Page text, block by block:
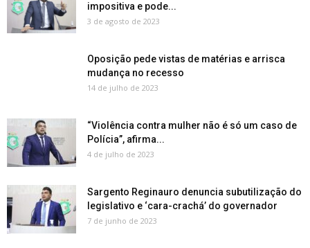
impositiva e pode...
3 de agosto de 2023
Oposição pede vistas de matérias e arrisca
mudança no recesso
14 de julho de 2023
“Violência contra mulher não é só um caso de
Polícia”, afirma...
4 de julho de 2023
Sargento Reginauro denuncia subutilização do
legislativo e ‘cara-crachá’ do governador
7 de junho de 2023